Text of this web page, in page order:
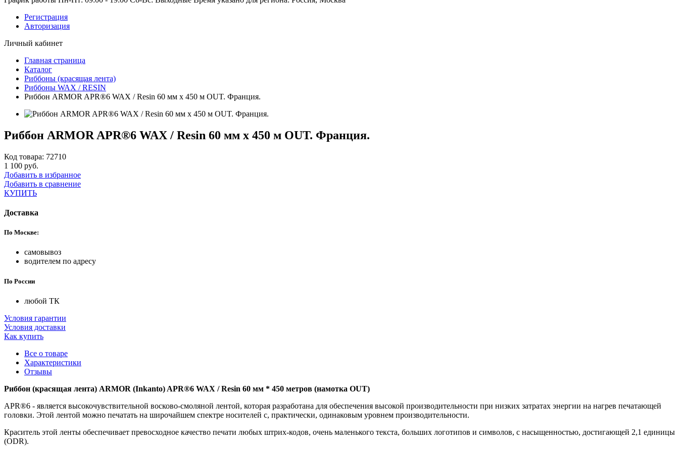
Регистрация
Авторизация
Личный кабинет
Главная страница
Каталог
Риббоны (красящая лента)
Риббоны WAX / RESIN
Риббон ARMOR APR®6 WAX / Resin 60 мм х 450 м OUT. Франция.
Риббон ARMOR APR®6 WAX / Resin 60 мм х 450 м OUT. Франция.
Код товара: 72710
1 100 руб.
Добавить в избранное
Добавить в сравнение
КУПИТЬ
Доставка
По Москве:
самовывоз
водителем по адресу
По России
любой ТК
Условия гарантии
Условия доставки
Как купить
Все о товаре
Характеристики
Отзывы
Риббон (красящая лента) ARMOR (Inkanto) APR®6 WAX / Resin 60 мм * 450 метров (намотка OUT)
APR®6 - является высокочувствительной восково-смоляной лентой, которая разработана для обеспечения высокой производительности при низких затратах энергии на нагрев печатающей
головки. Этой лентой можно печатать на широчайшем спектре носителей с, практически, одинаковым уровнем производительности.
Краситель этой ленты обеспечивает превосходное качество печати любых штрих-кодов, очень маленького текста, больших логотипов и символов, с насыщенностью, достигающей 2,1 единицы
(ODR).